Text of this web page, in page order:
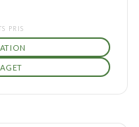
PRIS